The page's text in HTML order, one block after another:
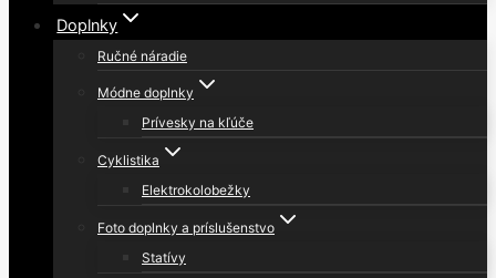
Doplnky
Ručné náradie
Módne doplnky
Prívesky na kľúče
Cyklistika
Elektrokolobežky
Foto doplnky a príslušenstvo
Statívy